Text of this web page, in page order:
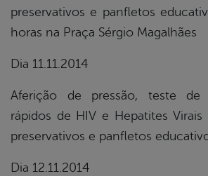
preservativos e panfletos
horas na Praça Sérgio Magalhães
Dia 11.11.2014
Aferição de pressão, teste de
rápidos de HIV e Hepatites
preservativos e panfletos
Dia 12.11.2014